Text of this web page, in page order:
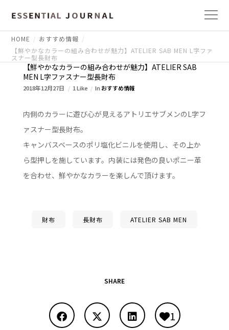
HOME
おすすめ情報
【鮮やかなカラーの組み合わせが魅力】ATELIER SAB MEN L字ファ
スナー型長財布
【鮮やかなカラーの組み合わせが魅力】ATELIER SAB
MEN L字ファスナー型長財布
2018年12月27日 1 Like Inおすすめ情報
内側のカラーに遊び心が見えるアトリエサブメンのL字フ
ァスナー型長財布。
キャンバスベースのポリ塩化ビニルを使用し、その上か
ら型押しを施しています。内装には発色の良いポニー革
を合わせ、鮮やかなカラーを楽しんで頂けます。
財布 長財布 ATELIER SAB MEN
SHARE
1